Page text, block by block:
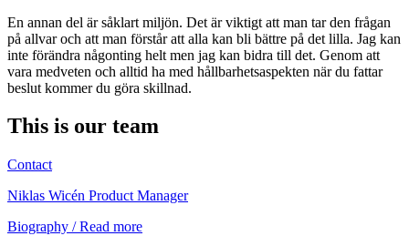
En annan del är såklart miljön. Det är viktigt att man tar den frågan
på allvar och att man förstår att alla kan bli bättre på det lilla. Jag kan
inte förändra någonting helt men jag kan bidra till det. Genom att
vara medveten och alltid ha med hållbarhetsaspekten när du fattar
beslut kommer du göra skillnad.
This is our team
Contact
Niklas Wicén Product Manager
Biography / Read more